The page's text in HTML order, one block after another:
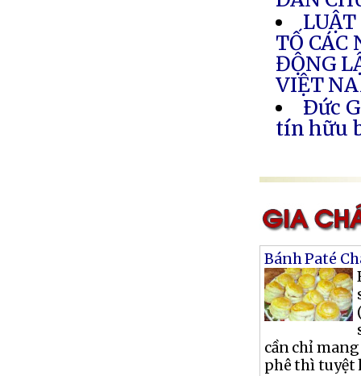
TỐ CÁC
ĐỘNG
VIỆT
Ðức
tín hữu
Bánh Paté
cần chỉ
phê thì tuyệt